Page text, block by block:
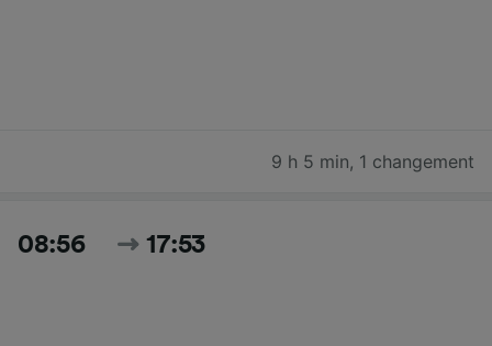
9 h 5 min, 1 changement
08:56 17:53